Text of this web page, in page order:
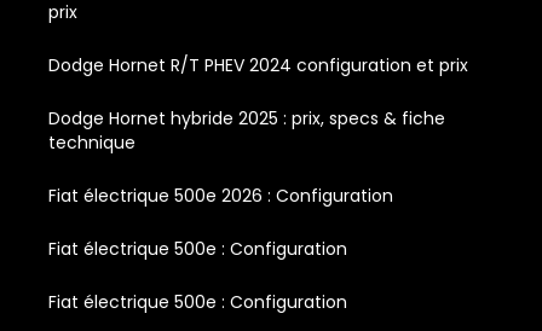
prix
Dodge Hornet R/T PHEV 2024 configuration et prix
Dodge Hornet hybride 2025 : prix, specs & fiche
technique
Fiat électrique 500e 2026 : Configuration
Fiat électrique 500e : Configuration
Fiat électrique 500e : Configuration